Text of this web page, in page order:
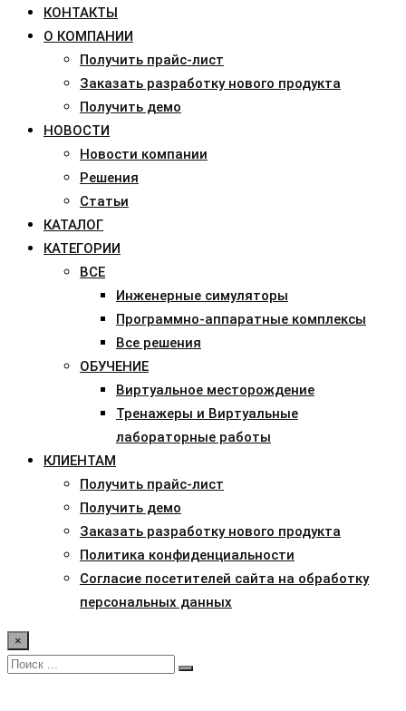
КОНТАКТЫ
О КОМПАНИИ
Получить прайс-лист
Заказать разработку нового продукта
Получить демо
НОВОСТИ
Новости компании
Решения
Статьи
КАТАЛОГ
КАТЕГОРИИ
ВСЕ
Инженерные симуляторы
Программно-аппаратные комплексы
Все решения
ОБУЧЕНИЕ
Виртуальное месторождение
Тренажеры и Виртуальные
лабораторные работы
КЛИЕНТАМ
Получить прайс-лист
Получить демо
Заказать разработку нового продукта
Политика конфиденциальности
Согласие посетителей сайта на обработку
персональных данных
×